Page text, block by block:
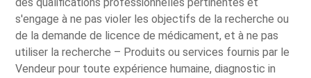
s'engage à ne pas violer les objectifs de la recherche ou
de la demande de licence de médicament, et à ne pas
utiliser la recherche – Produits ou services fournis par le
Vendeur pour toute expérience humaine, diagnostic in